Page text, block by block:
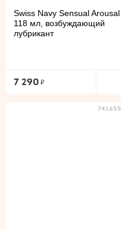
Swiss Navy Sensual Arousal
118 мл, возбуждающий
лубрикант
7 290
741655